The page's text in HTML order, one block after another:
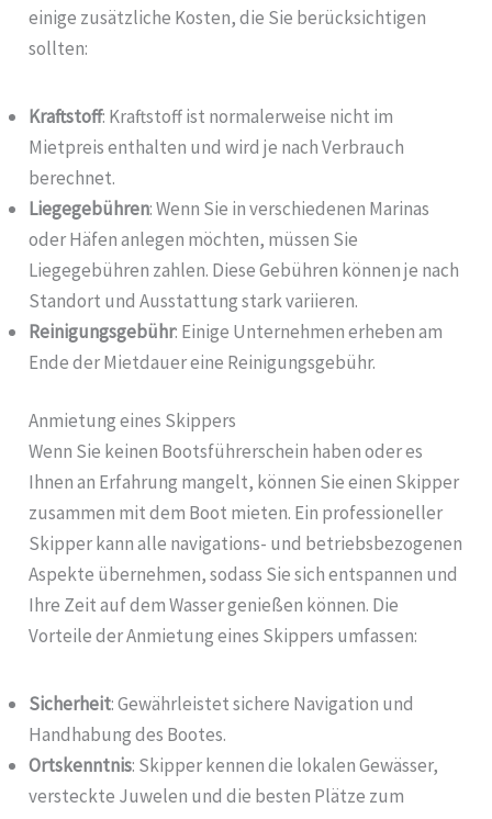
einige zusätzliche Kosten, die Sie berücksichtigen
sollten:
Kraftstoff: Kraftstoff ist normalerweise nicht im
Mietpreis enthalten und wird je nach Verbrauch
berechnet.
Liegegebühren: Wenn Sie in verschiedenen Marinas
oder Häfen anlegen möchten, müssen Sie
Liegegebühren zahlen. Diese Gebühren können je nach
Standort und Ausstattung stark variieren.
Reinigungsgebühr: Einige Unternehmen erheben am
Ende der Mietdauer eine Reinigungsgebühr.
Anmietung eines Skippers
Wenn Sie keinen Bootsführerschein haben oder es
Ihnen an Erfahrung mangelt, können Sie einen Skipper
zusammen mit dem Boot mieten. Ein professioneller
Skipper kann alle navigations- und betriebsbezogenen
Aspekte übernehmen, sodass Sie sich entspannen und
Ihre Zeit auf dem Wasser genießen können. Die
Vorteile der Anmietung eines Skippers umfassen:
Sicherheit: Gewährleistet sichere Navigation und
Handhabung des Bootes.
Ortskenntnis: Skipper kennen die lokalen Gewässer,
versteckte Juwelen und die besten Plätze zum